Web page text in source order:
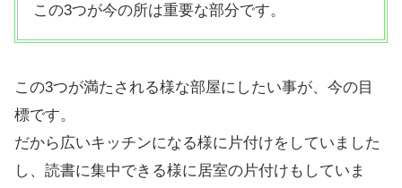
この3つが今の所は重要な部分です。
この3つが満たされる様な部屋にしたい事が、今の目
標です。
だから広いキッチンになる様に片付けをしていました
し、読書に集中できる様に居室の片付けもしていま